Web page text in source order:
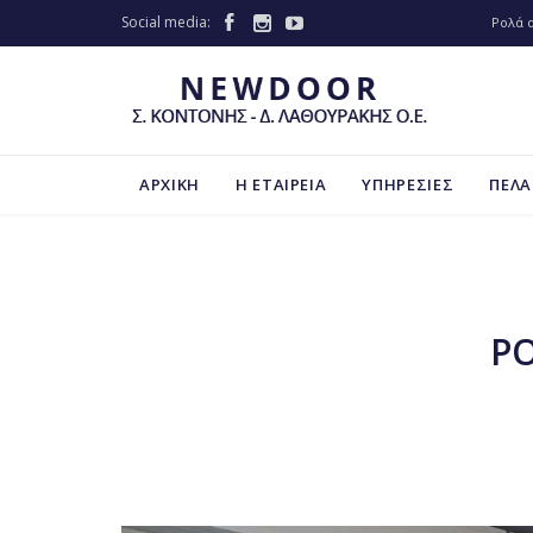
Social media:    Ρολά
ΑΡΧΙΚΗ Η ΕΤΑΙΡΕΙΑ ΥΠΗΡΕΣΙΕΣ